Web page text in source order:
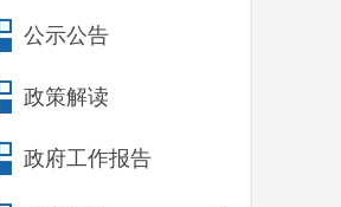
公示公告
政策解读
政府工作报告